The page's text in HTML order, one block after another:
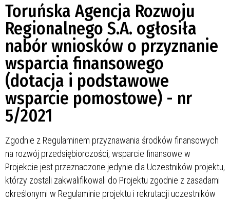
Toruńska Agencja Rozwoju
Regionalnego S.A. ogłosiła
nabór wniosków o przyznanie
wsparcia finansowego
(dotacja i podstawowe
wsparcie pomostowe) - nr
5/2021
Zgodnie z Regulaminem przyznawania środków finansowych
na rozwój przedsiębiorczości, wsparcie finansowe w
Projekcie jest przeznaczone jedynie dla Uczestników projektu,
którzy zostali zakwalifikowali do Projektu zgodnie z zasadami
określonymi w Regulaminie projektu i rekrutacji uczestników